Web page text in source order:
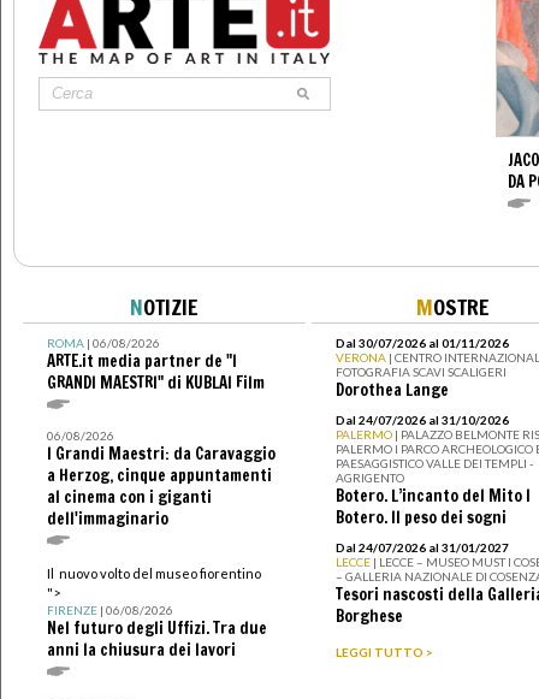
DA
NOTIZIE
ROMA| 06/08/2026
ARTE.it media partner de "I
GRANDI MAESTRI" di KUBLAI Film
06/08/2026
I Grandi Maestri: da Caravaggio
a Herzog, cinque appuntamenti
al cinema con i giganti
dell'immaginario
Il nuovo volto del museo fiorentino
">
FIRENZE| 06/08/2026
Nel futuro degli Uffizi. Tra due
anni la chiusura dei lavori
MOSTRE
Dal 30/07/2026 al 01/11/2026
VERONA | CENTRO
FOTOGRAFIA SCAVI SCALIGERI
Dorothea Lange
Dal 24/07/2026 al 31/10/2026
PALERMO | PALAZZO BELMONTE
PALERMO I PARCO ARCHEOLOGICO
PAESAGGISTICO VALLE DEI TEMPLI -
AGRIGENTO
Botero. L’incanto del Mito I
Botero. Il peso dei sogni
Dal 24/07/2026 al 31/01/2027
LECCE | LECCE – MUSEO MUST I
– GALLERIA NAZIONALE DI
Tesori nascosti della
Borghese
LEGGI TUTTO >